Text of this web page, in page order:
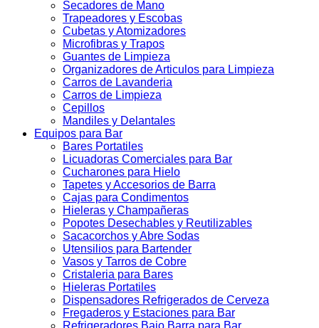
Secadores de Mano
Trapeadores y Escobas
Cubetas y Atomizadores
Microfibras y Trapos
Guantes de Limpieza
Organizadores de Articulos para Limpieza
Carros de Lavanderia
Carros de Limpieza
Cepillos
Mandiles y Delantales
Equipos para Bar
Bares Portatiles
Licuadoras Comerciales para Bar
Cucharones para Hielo
Tapetes y Accesorios de Barra
Cajas para Condimentos
Hieleras y Champañeras
Popotes Desechables y Reutilizables
Sacacorchos y Abre Sodas
Utensilios para Bartender
Vasos y Tarros de Cobre
Cristaleria para Bares
Hieleras Portatiles
Dispensadores Refrigerados de Cerveza
Fregaderos y Estaciones para Bar
Refrigeradores Bajo Barra para Bar